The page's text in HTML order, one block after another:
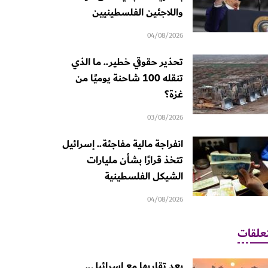
واللاجئين الفلسطينيين
04/08/2026
تحذير حقوقي خطير.. ما الذي
تنقله 100 شاحنة يوميًا من
غزة؟
03/08/2026
انفراجة مالية مفاجئة.. إسرائيل
تتخذ قرارًا بشأن مليارات
الشيكل الفلسطينية
04/08/2026